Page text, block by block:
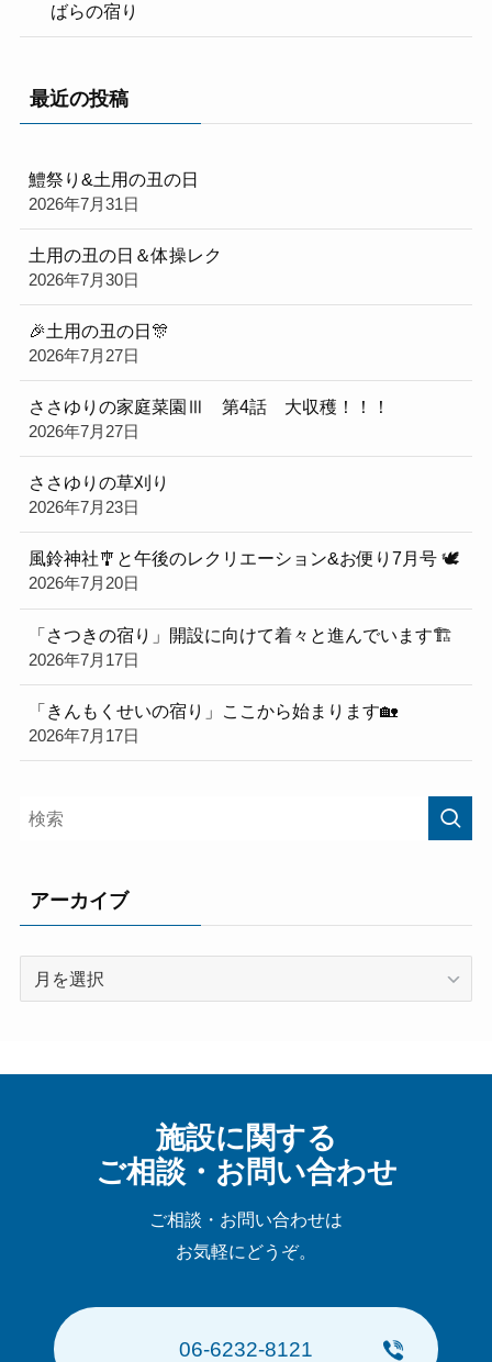
ばらの宿り
最近の投稿
鱧祭り&土用の丑の日
2026年7月31日
土用の丑の日＆体操レク
2026年7月30日
🎉土用の丑の日🎊
2026年7月27日
ささゆりの家庭菜園Ⅲ 第4話 大収穫！！！
2026年7月27日
ささゆりの草刈り
2026年7月23日
風鈴神社🎐と午後のレクリエーション&お便り7月号 🕊
2026年7月20日
「さつきの宿り」開設に向けて着々と進んでいます🏗️
2026年7月17日
「きんもくせいの宿り」ここから始まります🏡
2026年7月17日
アーカイブ
ブ
施設に関する
ご相談・お問い合わせ
ご相談・お問い合わせは
お気軽にどうぞ。
06-6232-8121